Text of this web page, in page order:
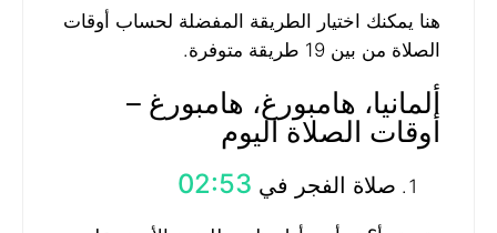
هنا يمكنك اختيار الطريقة المفضلة لحساب أوقات
الصلاة من بين 19 طريقة متوفرة.
ألمانيا، هامبورغ، هامبورغ –
أوقات الصلاة اليوم
صلاة الفجر في 02:53